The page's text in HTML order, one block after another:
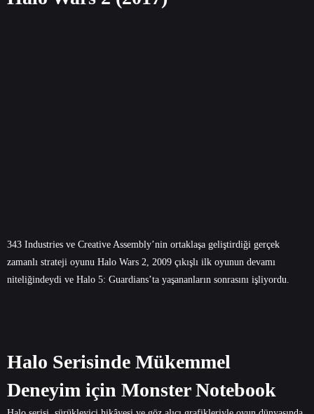
343 Industries ve Creative Assembly’nin ortaklaşa geliştirdiği gerçek
zamanlı strateji oyunu Halo Wars 2, 2009 çıkışlı ilk oyunun devamı
niteliğindeydi ve Halo 5: Guardians’ta yaşananların sonrasını işliyordu.
Halo Serisinde Mükemmel
Deneyim için Monster Notebook